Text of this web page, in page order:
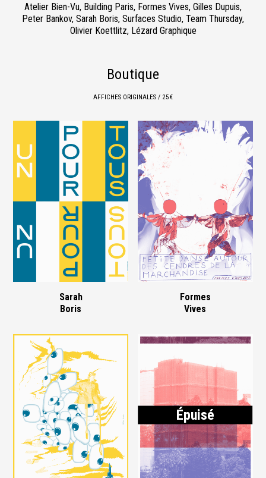
Atelier Bien-Vu, Building Paris, Formes Vives, Gilles Dupuis,
Peter Bankov, Sarah Boris, Surfaces Studio, Team Thursday,
Olivier Koettlitz, Lézard Graphique
Boutique
AFFICHES ORIGINALES / 25 €
Sarah
Boris
Formes
Vives
Épuisé